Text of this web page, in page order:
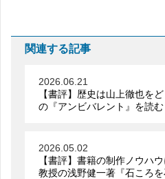
関連する記事
2026.06.21
【書評】歴史は山上徹也を
の『アンビバレント』を読む
2026.05.02
【書評】書籍の制作ノウハ
教授の浅野健一著『石ころを